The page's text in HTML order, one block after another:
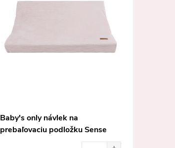
Baby's only návlek na
prebaľovaciu podložku Sense